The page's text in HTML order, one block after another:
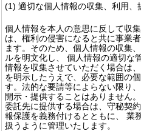
(1) 適切な個人情報の収集、利用、
個人情報を本人の意思に反して収
は、権利の侵害になると共に事業
ます。そのため、個人情報の収集
ルを明文化し、 個人情報の適切な
情報を収集させていただく場合は
を明示したうえで、必要な範囲の
す。法的な要請等によらない限り
開示・提供することはありません
委託先に提供する場合は、守秘契
報保護を義務付けるとともに、 業
扱うように管理いたします。